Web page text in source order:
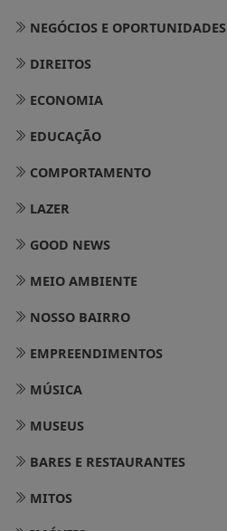
NEGÓCIOS E OPORTUNIDADES
DIREITOS
ECONOMIA
EDUCAÇÃO
COMPORTAMENTO
LAZER
GOOD NEWS
MEIO AMBIENTE
NOSSO BAIRRO
EMPREENDIMENTOS
MÚSICA
MUSEUS
BARES E RESTAURANTES
MITOS